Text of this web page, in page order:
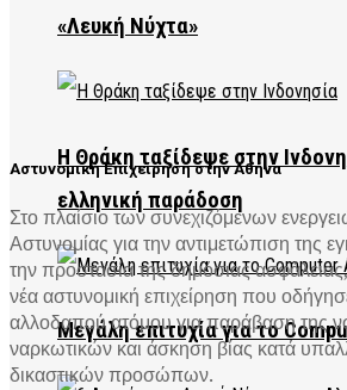
«Λευκή Νύχτα»
Η Θράκη ταξίδεψε στην
ελληνική παράδοση
Μεγάλη επιτυχία για το
Αστυνομική Επιχείρηση στην Αθήνα
Στο πλαίσιο των συνεχιζόμενων
Αστυνομίας για την αντιμετώπιση της
την προστασία της δημόσιας
νέα αστυνομική επιχείρηση που
αλλοδαπού ατόμου για παράβαση της
ναρκωτικών και άσκηση βίας κατά
δικαστικών προσώπων.